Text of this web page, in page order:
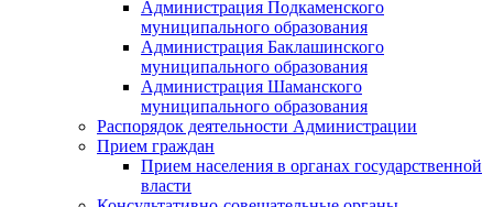
Администрация Подкаменского
муниципального образования
Администрация Баклашинского
муниципального образования
Администрация Шаманского
муниципального образования
Распорядок деятельности Администрации
Прием граждан
Прием населения в органах государственной
власти